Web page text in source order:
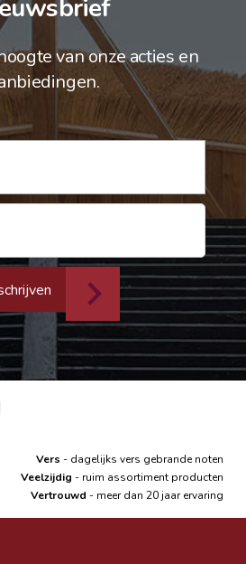
van onze acties en
Vers - dagelijks vers gebrande noten
Veelzijdig - ruim assortiment producten
Vertrouwd - meer dan 20 jaar ervaring